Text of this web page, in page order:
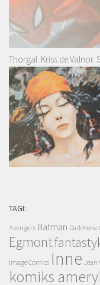
Thorgal. Kriss de Valnor.
TAGI:
Avengers Batman Dark Horse
Egmont
Image Comics Inne Jean
komiks